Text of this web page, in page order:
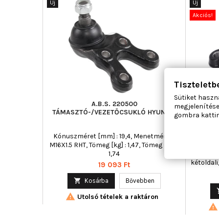
Új
A.B.S. 220500
TÁMASZTÓ-/VEZETŐCSUKLÓ HYUNDAI
Kónuszméret [mm] : 19,4, Menetméret :
M16X1.5 RHT, Tömeg [kg] : 1,47, Tömeg [kg] :
1,74
Ár
19 093 Ft
 Kosárba Bővebben
 Utolsó tételek a raktáron
Új
Akciós!
:

Sütiket
gombra